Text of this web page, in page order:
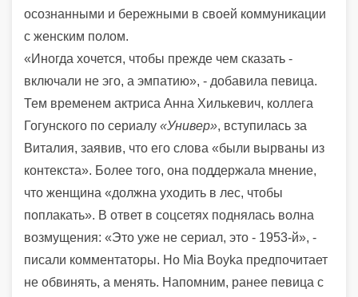
осознанными и бережными в своей коммуникации
с женским полом.
«Иногда хочется, чтобы прежде чем сказать -
включали не эго, а эмпатию», - добавила певица.
Тем временем актриса Анна Хилькевич, коллега
Гогунского по сериалу «Универ», вступилась за
Виталия, заявив, что его слова «были вырваны из
контекста». Более того, она поддержала мнение,
что женщина «должна уходить в лес, чтобы
поплакать». В ответ в соцсетях поднялась волна
возмущения: «Это уже не сериал, это - 1953-й», -
писали комментаторы. Но Mia Boyka предпочитает
не обвинять, а менять. Напомним, ранее певица с